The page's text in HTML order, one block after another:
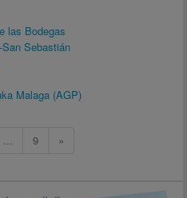
las Bodegas
Sebastián
Malaga (AGP)
... 9 »